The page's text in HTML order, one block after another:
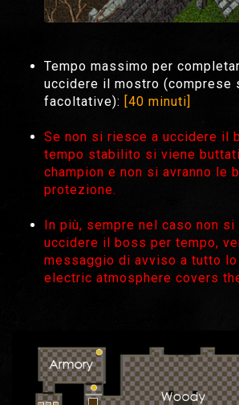
Tempo massimo per
uccidere il mostro (comprese
facoltative): [40 minuti]
Se non si riesce a uccidere il
tempo stabilito si viene
champion e non si avranno le
protezione.
In più, sempre nel caso non si
uccidere il boss per tempo,
messaggio di avviso a tutto lo
electric atmosphere covers